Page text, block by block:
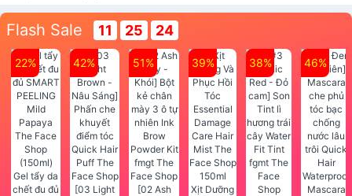
Flash Sale 11 25 24
22%
Gel tẩy da
chết đu đủ
42%
[03 Light
51%
[02 Ash
39%
Xịt Dưỡng
38% 46%